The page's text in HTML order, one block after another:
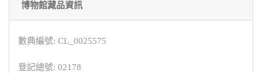
博物館藏品資訊
數典編號: CL_0025575
登記總號: 02178